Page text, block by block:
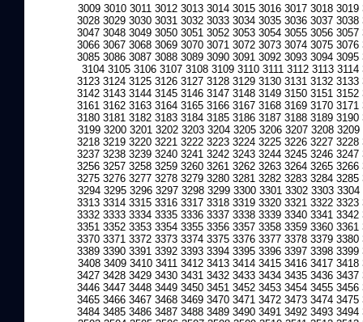
3009 3010 3011 3012 3013 3014 3015 3016 3017 3018 3019
3028 3029 3030 3031 3032 3033 3034 3035 3036 3037 3038
3047 3048 3049 3050 3051 3052 3053 3054 3055 3056 3057
3066 3067 3068 3069 3070 3071 3072 3073 3074 3075 3076
3085 3086 3087 3088 3089 3090 3091 3092 3093 3094 3095
3104 3105 3106 3107 3108 3109 3110 3111 3112 3113 3114
3123 3124 3125 3126 3127 3128 3129 3130 3131 3132 3133
3142 3143 3144 3145 3146 3147 3148 3149 3150 3151 3152
3161 3162 3163 3164 3165 3166 3167 3168 3169 3170 3171
3180 3181 3182 3183 3184 3185 3186 3187 3188 3189 3190
3199 3200 3201 3202 3203 3204 3205 3206 3207 3208 3209
3218 3219 3220 3221 3222 3223 3224 3225 3226 3227 3228
3237 3238 3239 3240 3241 3242 3243 3244 3245 3246 3247
3256 3257 3258 3259 3260 3261 3262 3263 3264 3265 3266
3275 3276 3277 3278 3279 3280 3281 3282 3283 3284 3285
3294 3295 3296 3297 3298 3299 3300 3301 3302 3303 3304
3313 3314 3315 3316 3317 3318 3319 3320 3321 3322 3323
3332 3333 3334 3335 3336 3337 3338 3339 3340 3341 3342
3351 3352 3353 3354 3355 3356 3357 3358 3359 3360 3361
3370 3371 3372 3373 3374 3375 3376 3377 3378 3379 3380
3389 3390 3391 3392 3393 3394 3395 3396 3397 3398 3399
3408 3409 3410 3411 3412 3413 3414 3415 3416 3417 3418
3427 3428 3429 3430 3431 3432 3433 3434 3435 3436 3437
3446 3447 3448 3449 3450 3451 3452 3453 3454 3455 3456
3465 3466 3467 3468 3469 3470 3471 3472 3473 3474 3475
3484 3485 3486 3487 3488 3489 3490 3491 3492 3493 3494